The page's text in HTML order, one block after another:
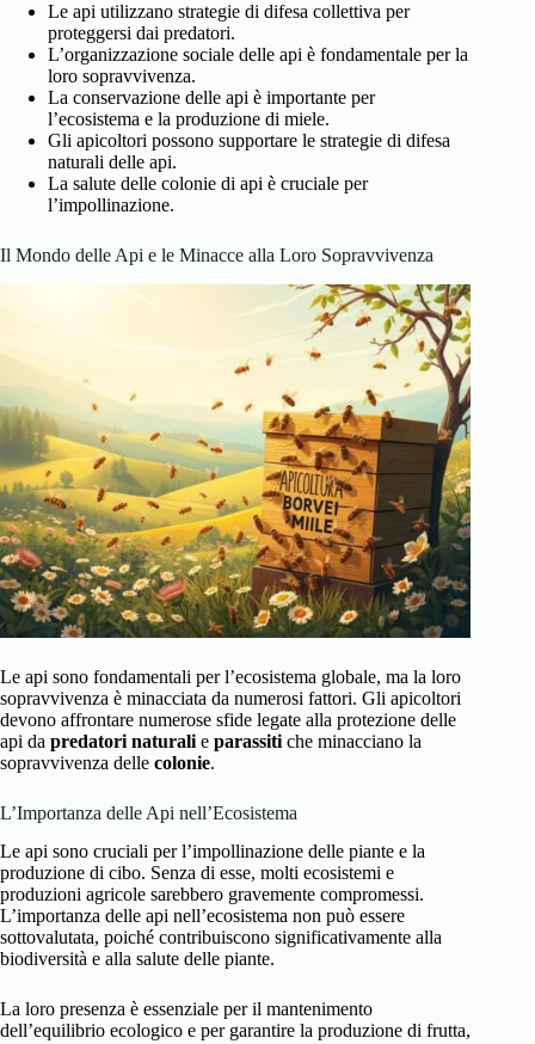
Le api utilizzano strategie di difesa collettiva per
proteggersi dai predatori.
L’organizzazione sociale delle api è fondamentale per la
loro sopravvivenza.
La conservazione delle api è importante per
l’ecosistema e la produzione di miele.
Gli apicoltori possono supportare le strategie di difesa
naturali delle api.
La salute delle colonie di api è cruciale per
l’impollinazione.
Il Mondo delle Api e le Minacce alla Loro Sopravvivenza
Le api sono fondamentali per l’ecosistema globale, ma la loro
sopravvivenza è minacciata da numerosi fattori. Gli apicoltori
devono affrontare numerose sfide legate alla protezione delle
api da predatori naturali e parassiti che minacciano la
sopravvivenza delle colonie.
L’Importanza delle Api nell’Ecosistema
Le api sono cruciali per l’impollinazione delle piante e la
produzione di cibo. Senza di esse, molti ecosistemi e
produzioni agricole sarebbero gravemente compromessi.
L’importanza delle api nell’ecosistema non può essere
sottovalutata, poiché contribuiscono significativamente alla
biodiversità e alla salute delle piante.
La loro presenza è essenziale per il mantenimento
dell’equilibrio ecologico e per garantire la produzione di frutta,